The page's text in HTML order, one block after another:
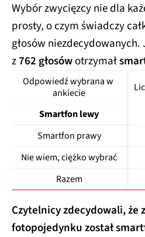
Wybór zwycięzcy nie dla
prosty, o czym świadczy
głosów
z762 głosówotrzymał
Odpowiedź wybrana w
ankiecie
Smartfon lewy
Smartfon prawy
Nie wiem, ciężko wybrać
Razem
Czytelnicy zdecydowali, że
fotopojedynku został